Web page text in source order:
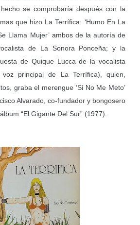
se comprobaría después con la
que hizo La Terrífica: ‘Humo En La
Llama Mujer’ambosde la autoría de
de La Sonora Ponceña; y la
de Quique Lucca de la vocalista
principal de La Terrífica), quien,
graba el merengue ‘Si No Me Meto’
Alvarado, co-fundador y bongosero
“El Gigante Del Sur” (1977).